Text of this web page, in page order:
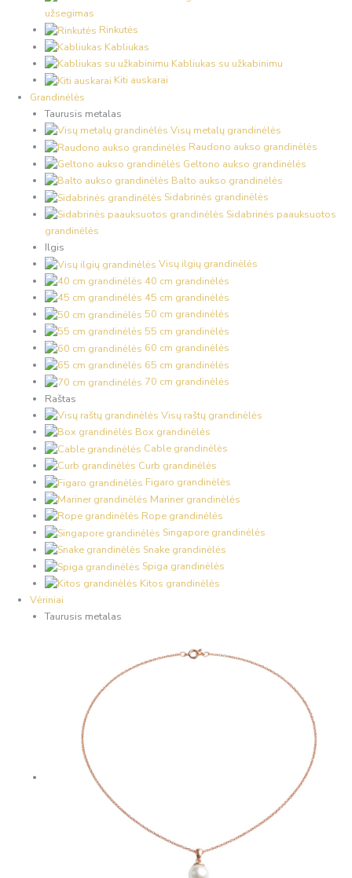
užsegimas
Rinkutės
Kabliukas
Kabliukas su užkabinimu
Kiti auskarai
Grandinėlės
Taurusis metalas
Visų metalų grandinėlės
Raudono aukso grandinėlės
Geltono aukso grandinėlės
Balto aukso grandinėlės
Sidabrinės grandinėlės
Sidabrinės paauksuotos
grandinėlės
Ilgis
Visų ilgių grandinėlės
40 cm grandinėlės
45 cm grandinėlės
50 cm grandinėlės
55 cm grandinėlės
60 cm grandinėlės
65 cm grandinėlės
70 cm grandinėlės
Raštas
Visų raštų grandinėlės
Box grandinėlės
Cable grandinėlės
Curb grandinėlės
Figaro grandinėlės
Mariner grandinėlės
Rope grandinėlės
Singapore grandinėlės
Snake grandinėlės
Spiga grandinėlės
Kitos grandinėlės
Vėriniai
Taurusis metalas